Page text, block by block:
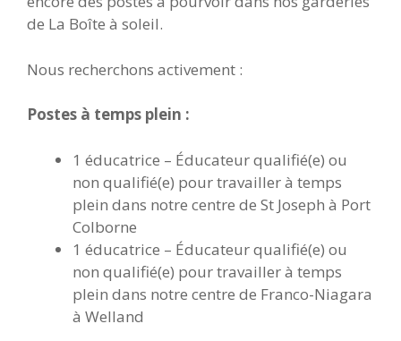
de La Boîte à soleil.
Nous recherchons activement :
Postes à temps plein :
1 éducatrice – Éducateur qualifié(e) ou
non qualifié(e) pour travailler à temps
plein dans notre centre de St Joseph à Port
Colborne
1 éducatrice – Éducateur qualifié(e) ou
non qualifié(e) pour travailler à temps
plein dans notre centre de Franco-Niagara
à Welland